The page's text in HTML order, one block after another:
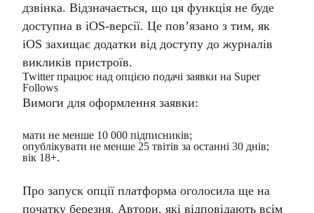
дзвінка. Відзначається, що ця функція не буде
доступна в iOS-версії. Це пов’язано з тим, як
iOS захищає додатки від доступу до журналів
викликів пристроїв.
Twitter працює над опцією подачі заявки на Super
Follows
Вимоги для оформлення заявки:
мати не менше 10 000 підписників;
опублікувати не менше 25 твітів за останні 30 днів;
вік 18+.
Про запуск опції платформа оголосила ще на
початку березня. Автори, які відповідають всім